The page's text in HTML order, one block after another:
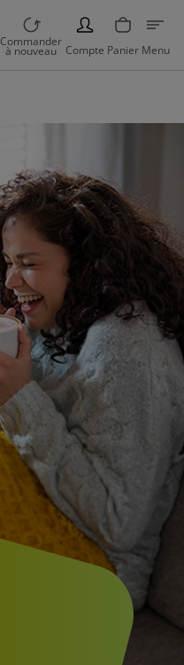
Commander
à nouveau
PERSON
Compte Panier Menu